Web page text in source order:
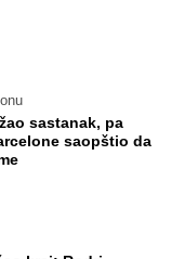
sastanak, pa
saopštio da